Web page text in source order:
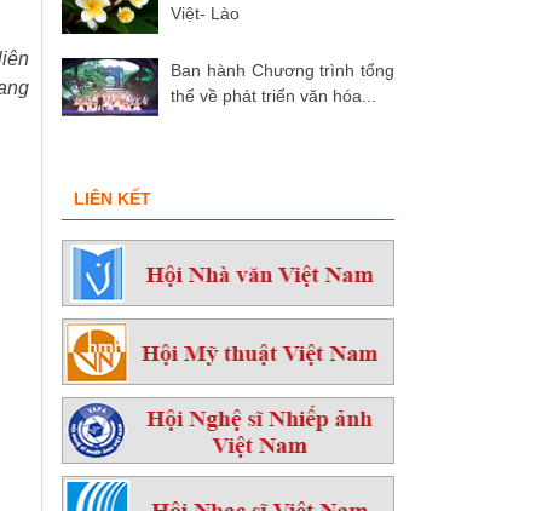
Việt- Lào
Ban hành Chương trình tổng
thể về phát triển văn hóa...
LIÊN KẾT